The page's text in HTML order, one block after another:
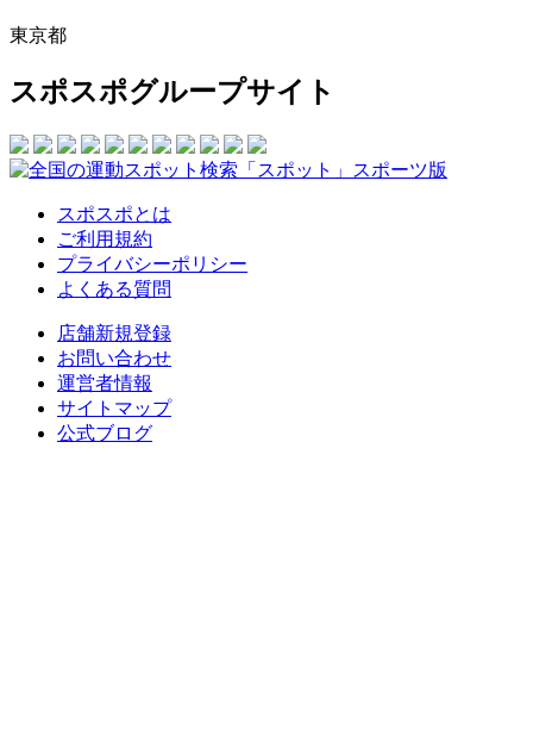
東京都
スポスポグループサイト
スポスポとは
ご利用規約
プライバシーポリシー
よくある質問
店舗新規登録
お問い合わせ
運営者情報
サイトマップ
公式ブログ